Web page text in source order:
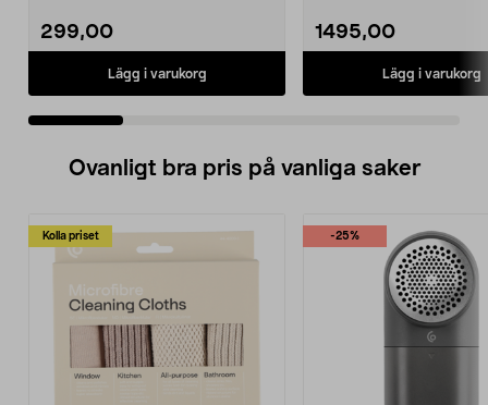
299,00
Lägg i varukorg
1495,00
Lägg i varukorg
Ovanligt bra pris på vanliga saker
Kolla priset -25%